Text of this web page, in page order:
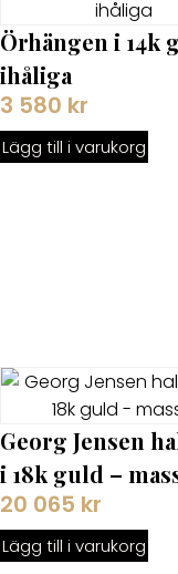
Örhängen i 14k
ihåliga
3 580 kr
Lägg till i varukorg
Georg Jensen
i 18k guld –
20 065 kr
Lägg till i varukorg